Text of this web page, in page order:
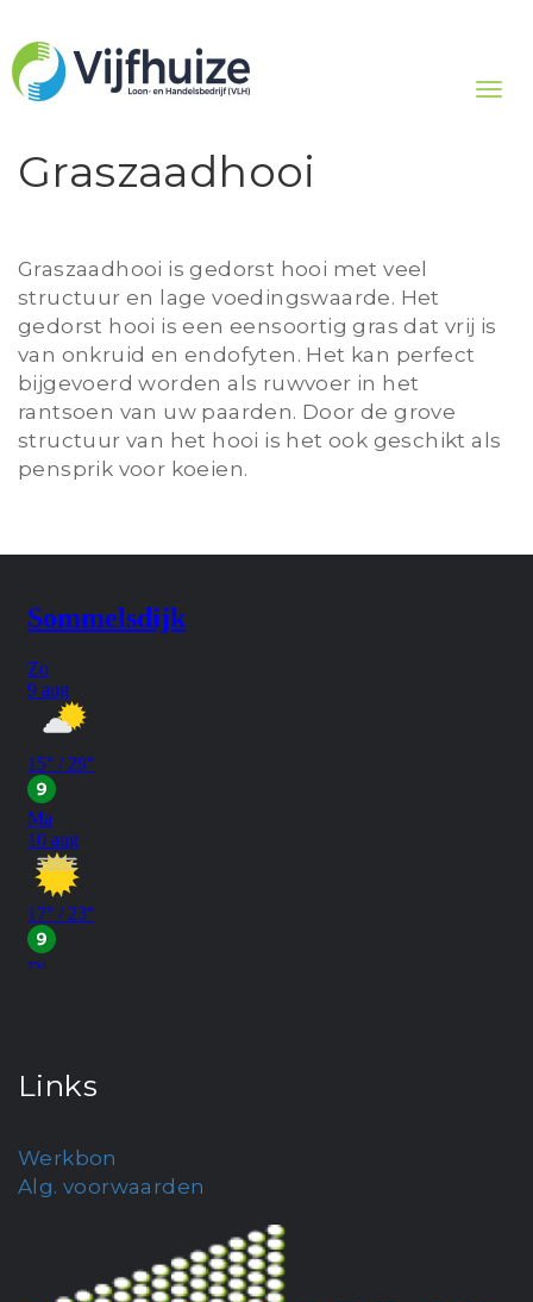
Graszaadhooi
Graszaadhooi is gedorst hooi met veel
structuur en lage voedingswaarde. Het
gedorst hooi is een eensoortig gras dat vrij is
van onkruid en endofyten. Het kan perfect
bijgevoerd worden als ruwvoer in het
rantsoen van uw paarden. Door de grove
structuur van het hooi is het ook geschikt als
pensprik voor koeien.
Links
Werkbon
Alg. voorwaarden